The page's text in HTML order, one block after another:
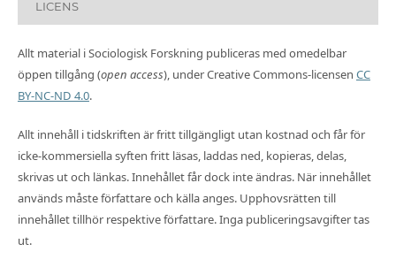
LICENS
Allt material i Sociologisk Forskning publiceras med omedelbar
öppen tillgång (open access), under Creative Commons-licensen CC
BY-NC-ND 4.0.
Allt innehåll i tidskriften är fritt tillgängligt utan kostnad och får för
icke-kommersiella syften fritt läsas, laddas ned, kopieras, delas,
skrivas ut och länkas. Innehållet får dock inte ändras. När innehållet
används måste författare och källa anges. Upphovsrätten till
innehållet tillhör respektive författare. Inga publiceringsavgifter tas
ut.